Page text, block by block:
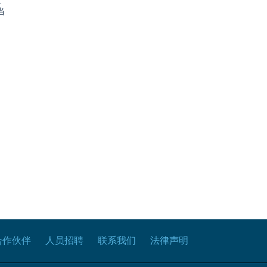
作伙伴 人员招聘 联系我们 法律声明